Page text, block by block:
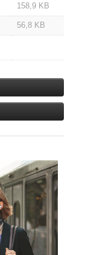
158,9 KB
56,8 KB